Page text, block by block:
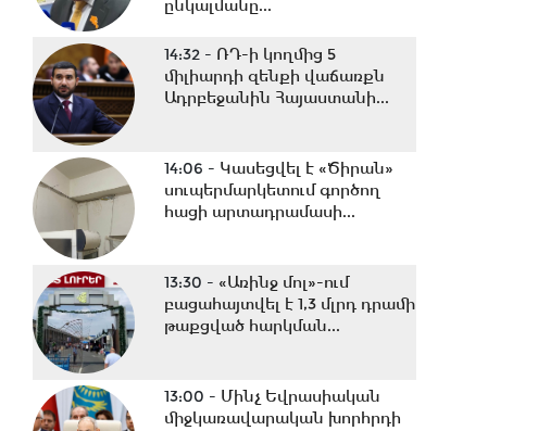
ընկալմանը...
14:32 - ՌԴ-ի կողմից 5
միլիարդի զենքի վաճառքն
Ադրբեջանին Հայաստանի...
14:06 - Կասեցվել է «Ծիրան»
սուպերմարկետում գործող
հացի արտադրամասի...
13:30 - «Առինջ մոլ»-ում
բացահայտվել է 1,3 մլրդ դրամի
թաքցված հարկման...
13:00 - Մինչ Եվրասիական
միջկառավարական խորհրդի